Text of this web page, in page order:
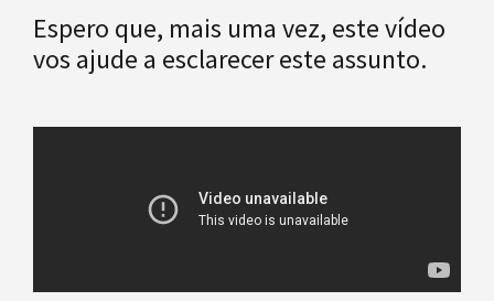
Espero que, mais uma vez, este vídeo
vos ajude a esclarecer este assunto.